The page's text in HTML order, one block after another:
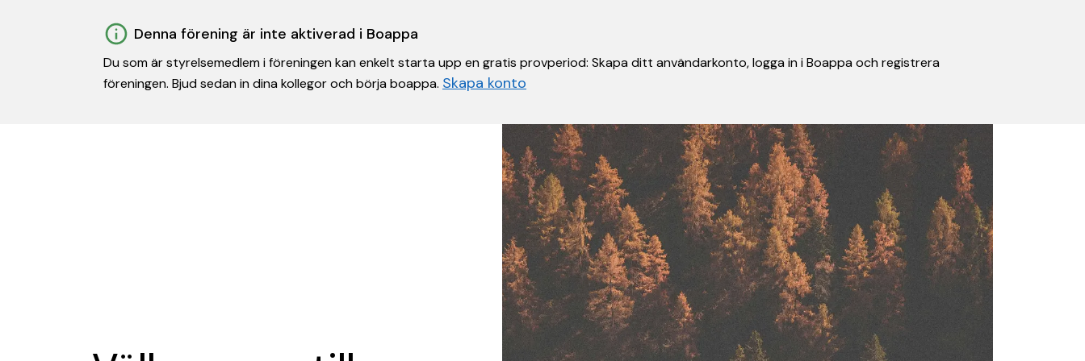
Denna förening är inte aktiverad i Boappa
Du som är styrelsemedlem i föreningen kan enkelt starta upp en gratis provperiod: Skapa ditt användarkonto, logga in i Boappa och registrera
föreningen. Bjud sedan in dina kollegor och börja boappa. Skapa konto